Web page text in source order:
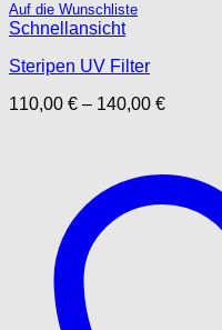
Auf die Wunschliste
Schnellansicht
Steripen UV Filter
110,00 € – 140,00 €